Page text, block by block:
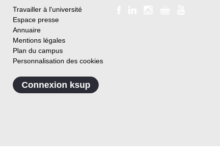
Travailler à l'université
Espace presse
Annuaire
Mentions légales
Plan du campus
Personnalisation des cookies
Connexion ksup